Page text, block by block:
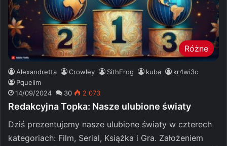
Różne
Alexandretta Crowley SithFrog kuba
kr4wi3c
Pquelim
14/09/2024
30 2 073
Redakcyjna Topka: Nasze ulubione światy
Dziś prezentujemy nasze ulubione światy w czterech
kategoriach: Film, Serial, Książka i Gra. Założeniem